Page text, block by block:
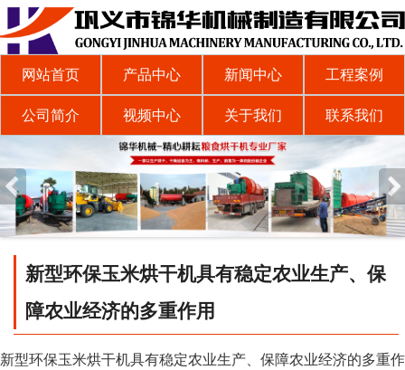
网站首页 产品中心 新闻中心 工程案例
公司简介 视频中心 关于我们 联系我们
新型环保玉米烘干机具有稳定农业生产、保
障农业经济的多重作用
新型环保玉米烘干机具有稳定农业生产、保障农业经济的多重作